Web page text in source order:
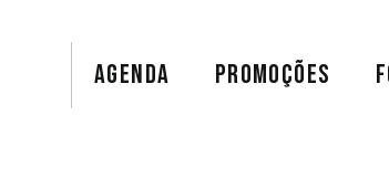
AGENDA PROMOÇÕES